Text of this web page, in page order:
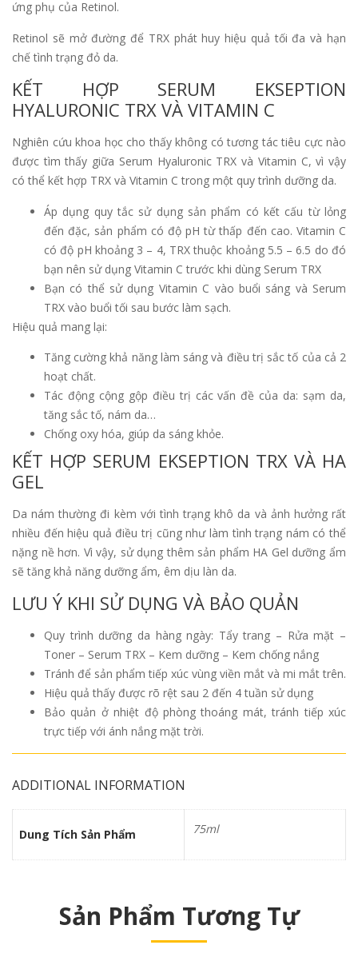
ứng phụ của Retinol.
Retinol sẽ mở đường để TRX phát huy hiệu quả tối đa và hạn
chế tình trạng đỏ da.
KẾT HỢP SERUM EKSEPTION
HYALURONIC TRX VÀ VITAMIN C
Nghiên cứu khoa học cho thấy không có tương tác tiêu cực nào
được tìm thấy giữa Serum Hyaluronic TRX và Vitamin C, vì vậy
có thể kết hợp TRX và Vitamin C trong một quy trình dưỡng da.
Áp dụng quy tắc sử dụng sản phẩm có kết cấu từ lỏng
đến đặc, sản phẩm có độ pH từ thấp đến cao. Vitamin C
có độ pH khoảng 3 – 4, TRX thuộc khoảng 5.5 – 6.5 do đó
bạn nên sử dụng Vitamin C trước khi dùng Serum TRX
Bạn có thể sử dụng Vitamin C vào buổi sáng và Serum
TRX vào buổi tối sau bước làm sạch.
Hiệu quả mang lại:
Tăng cường khả năng làm sáng và điều trị sắc tố của cả 2
hoạt chất.
Tác động cộng gộp điều trị các vấn đề của da: sạm da,
tăng sắc tố, nám da…
Chống oxy hóa, giúp da sáng khỏe.
KẾT HỢP SERUM EKSEPTION TRX VÀ HA
GEL
Da nám thường đi kèm với tình trạng khô da và ảnh hưởng rất
nhiều đến hiệu quả điều trị cũng như làm tình trạng nám có thể
nặng nề hơn. Vì vậy, sử dụng thêm sản phẩm HA Gel dưỡng ẩm
sẽ tăng khả năng dưỡng ẩm, êm dịu làn da.
LƯU Ý KHI SỬ DỤNG VÀ BẢO QUẢN
Quy trình dưỡng da hàng ngày: Tẩy trang – Rửa mặt –
Toner – Serum TRX – Kem dưỡng – Kem chống nắng
Tránh để sản phẩm tiếp xúc vùng viền mắt và mi mắt trên.
Hiệu quả thấy được rõ rệt sau 2 đến 4 tuần sử dụng
Bảo quản ở nhiệt độ phòng thoáng mát, tránh tiếp xúc
trực tiếp với ánh nắng mặt trời.
ADDITIONAL INFORMATION
Dung Tích Sản Phẩm 75ml
Sản Phẩm Tương Tự